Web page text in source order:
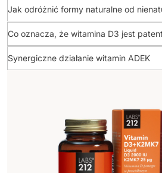
Jak odróżnić formy naturalne od
Co oznacza, że witamina D3 jest
Synergiczne działanie witamin ADEK